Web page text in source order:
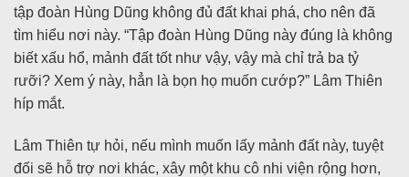
tập đoàn Hùng Dũng không đủ đất khai phá, cho nên đã
tìm hiểu nơi này. “Tập đoàn Hùng Dũng này đúng là không
biết xấu hổ, mảnh đất tốt như vậy, vậy mà chỉ trả ba tỷ
rưỡi? Xem ý này, hẳn là bọn họ muốn cướp?” Lâm Thiên
híp mắt.
Lâm Thiên tự hỏi, nếu mình muốn lấy mảnh đất này, tuyệt
đối sẽ hỗ trợ nơi khác, xây một khu cô nhi viện rộng hơn,